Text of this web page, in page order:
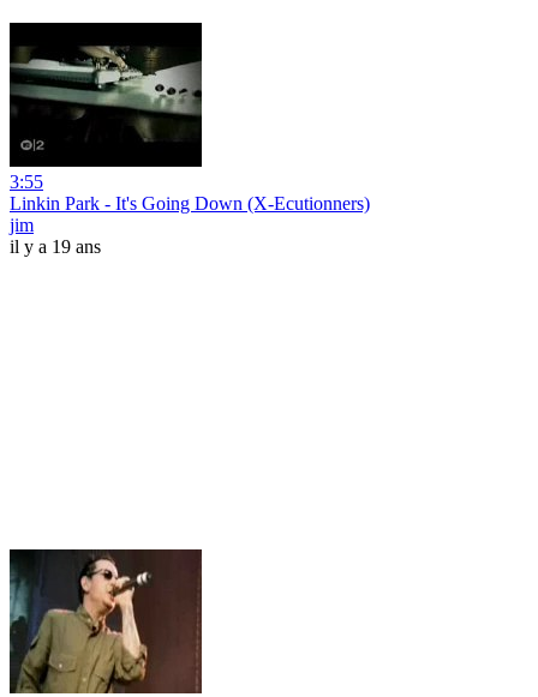
3:55
Linkin Park - It's Going Down (X-Ecutionners)
jim
il y a 19 ans